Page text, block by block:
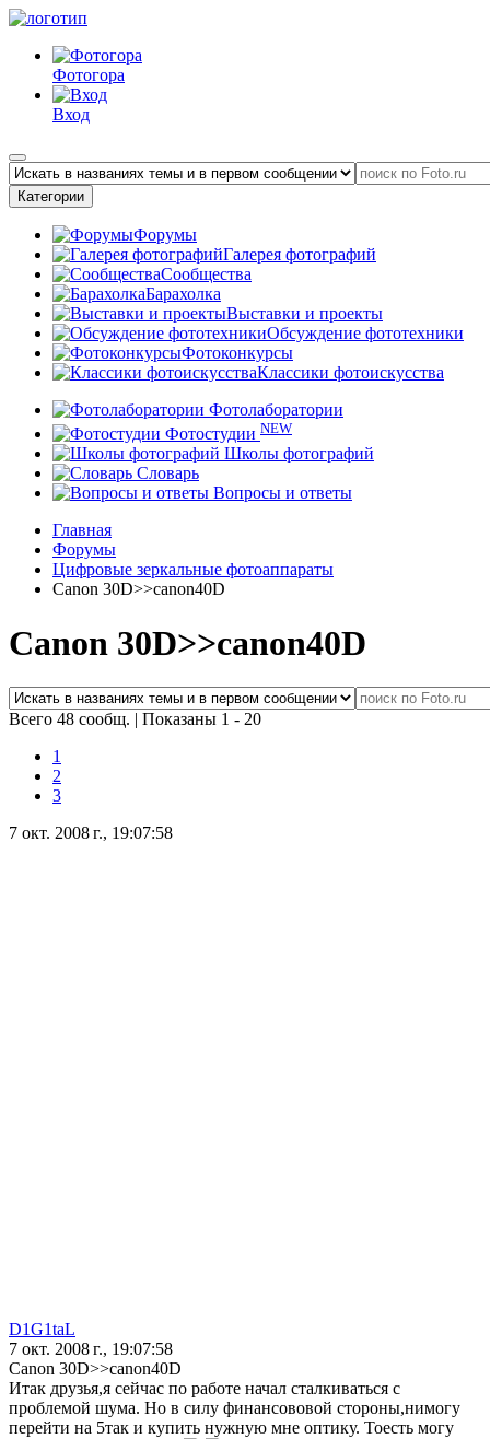
Фотогора
Вход
Категории
Форумы
Галерея фотографий
Сообщества
Барахолка
Выставки и проекты
Обсуждение фототехники
Фотоконкурсы
Классики фотоискусства
Фотолаборатории
Фотостудии NEW
Школы фотографий
Словарь
Вопросы и ответы
Главная
Форумы
Цифровые зеркальные фотоаппараты
Canon 30D>>canon40D
Canon 30D>>canon40D
Всего 48 сообщ. | Показаны 1 - 20
1
2
3
7 окт. 2008 г., 19:07:58
D1G1taL
7 окт. 2008 г., 19:07:58
Canon 30D>>canon40D
Итак друзья,я сейчас по работе начал сталкиваться с
проблемой шума. Но в силу финансововой стороны,нимогу
перейти на 5так и купить нужную мне оптику. Тоесть могу